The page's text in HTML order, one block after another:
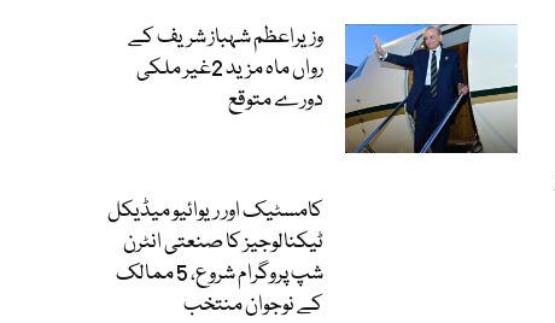
وزیراعظم شہباز شریف کے
رواں ماہ مزید 2غیر ملکی
دورے متوقع
کامسٹیک اور ریوائیو میڈیکل
ٹیکنالوجیز کا صنعتی انٹرن
شپ پروگرام شروع، 5 ممالک
کے نوجوان منتخب